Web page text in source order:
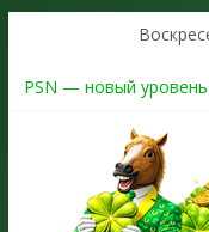
PSN — новый
The Kortz Center
Регистрация в
как